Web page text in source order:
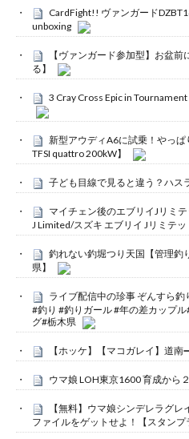
CardFight!! ヴァンガード
unboxing
【ヴァンガード参加型】お盆
る】
3 Cray Cross Epic in
新型アウディA6に試乗！やっ
TFSI quattro 200kW】
子ども目線で見ると違う？ハス
マイチェン後のエブリイJリミ
J Limited/スズキ エブリイ Jリミテッ
釣れない釣堀つり天国【管理釣
県】
ライブ配信中の珍事 ぞんすら
#釣り #釣りガール #年の差カップ
グ#栃木県
【ホッケ】【マコガレイ】道南
ウマ娘 LOH東京1600 育成から
【無料】ウマ娘シンデレラグ
ファイルをゲットせよ！【スタンプ